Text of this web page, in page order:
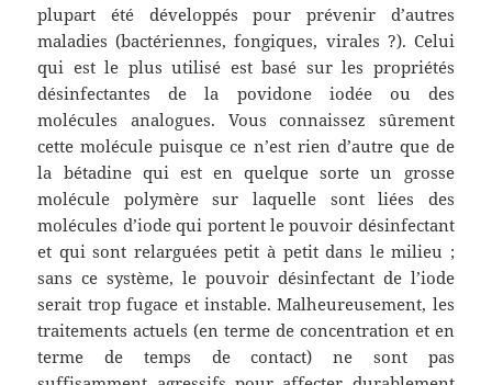
plupart été développés pour prévenir d’autres
maladies (bactériennes, fongiques, virales ?). Celui
qui est le plus utilisé est basé sur les propriétés
désinfectantes de la povidone iodée ou des
molécules analogues. Vous connaissez sûrement
cette molécule puisque ce n’est rien d’autre que de
la bétadine qui est en quelque sorte un grosse
molécule polymère sur laquelle sont liées des
molécules d’iode qui portent le pouvoir désinfectant
et qui sont relarguées petit à petit dans le milieu ;
sans ce système, le pouvoir désinfectant de l’iode
serait trop fugace et instable. Malheureusement, les
traitements actuels (en terme de concentration et en
terme de temps de contact) ne sont pas